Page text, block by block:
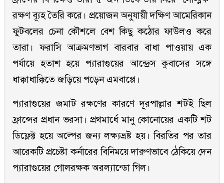
রক্ষণ ব্যূহ তৈরি করে। প্রয়োজন অনুযায়ী দক্ষিণ আমেরিকান
ফুটবলের চেনা কৌশলে বেশ কিছু কঠোর ফাউলও করে
তারা। ফরাসি আক্রমণভাগ বারবার বাধা পাওয়ায় এক
পর্যায়ে হতাশ হয়ে প্যারাগুয়ের আন্দ্রেস কুবাসের সঙ্গে
ধাক্কাধাক্কিতে জড়িয়ে পড়েন এমবাপ্পে।
প্যারাগুয়ের জমাট রক্ষণের কারণে দূরপাল্লার শটই ছিল
ফ্রান্সের প্রধান ভরসা। প্রথমার্ধে মানু কোনোয়ের একটি শট
ডিফ্লেক্ট হয়ে অল্পের জন্য লক্ষ্যভ্রষ্ট হয়। বিরতির পর তার
আরেকটি প্রচেষ্টা কর্নারের বিনিময়ে দারুণভাবে ঠেকিয়ে দেন
প্যারাগুয়ের গোলরক্ষক অরল্যান্ডো গিল।